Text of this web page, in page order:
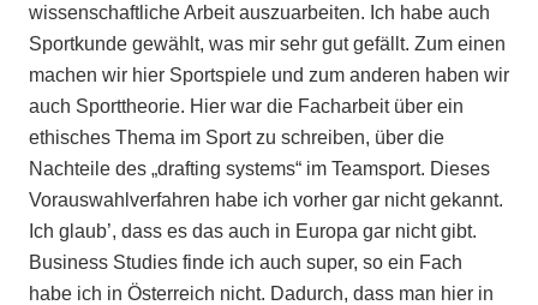
wissenschaftliche Arbeit auszuarbeiten. Ich habe auch
Sportkunde gewählt, was mir sehr gut gefällt. Zum einen
machen wir hier Sportspiele und zum anderen haben wir
auch Sporttheorie. Hier war die Facharbeit über ein
ethisches Thema im Sport zu schreiben, über die
Nachteile des „drafting systems“ im Teamsport. Dieses
Vorauswahlverfahren habe ich vorher gar nicht gekannt.
Ich glaub’, dass es das auch in Europa gar nicht gibt.
Business Studies finde ich auch super, so ein Fach
habe ich in Österreich nicht. Dadurch, dass man hier in